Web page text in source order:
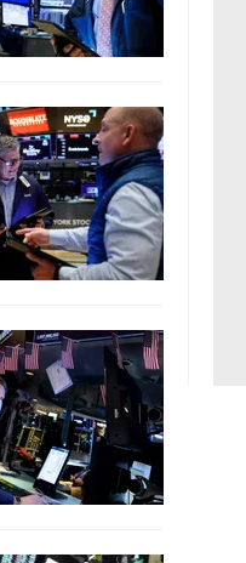
nghệ tương lai